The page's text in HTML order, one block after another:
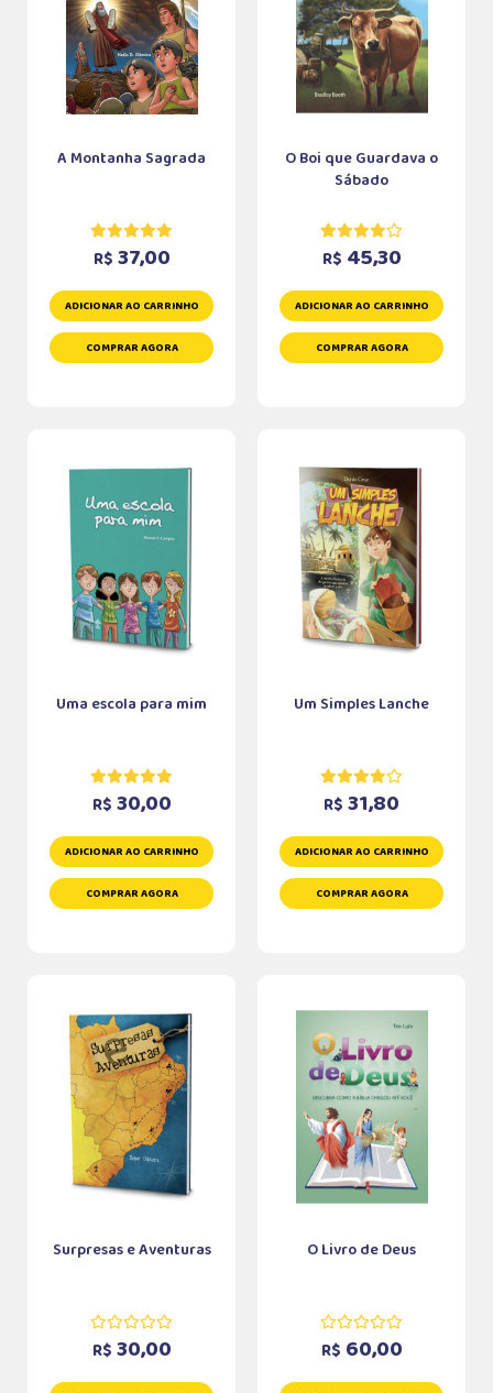
A Montanha Sagrada
R$ 37,00
ADICIONAR AO CARRINHO
COMPRAR AGORA
O Boi que Guardava o
Sábado
R$ 45,30
ADICIONAR AO CARRINHO
COMPRAR AGORA
Uma escola para mim
R$ 30,00
ADICIONAR AO CARRINHO
COMPRAR AGORA
Um Simples Lanche
R$ 31,80
ADICIONAR AO CARRINHO
COMPRAR AGORA
Surpresas e Aventuras
R$ 30,00
O Livro de Deus
R$ 60,00